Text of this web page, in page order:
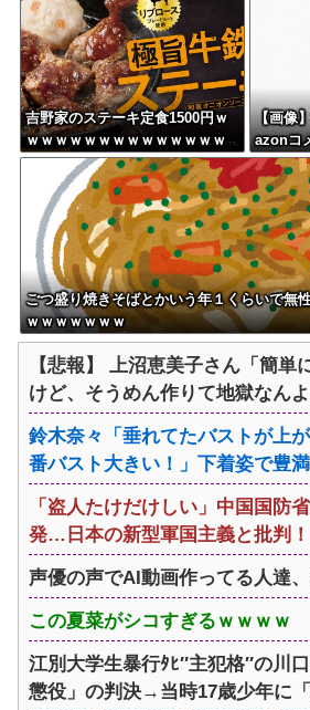
吉野家のステーキ定食1500円ｗ
ｗｗｗｗｗｗｗｗｗｗｗｗｗｗ
ｗｗｗｗ
【画像
azonコ
ごつ盛り焼きそばとかいう年１くらいで無
ｗｗｗｗｗｗｗ
【悲報】 上沼恵美子さん「簡単
けど、そうめん作りて地獄なんよ
鈴木奈々「垂れてたバストが上
番バスト大きい！」下着姿で豊
「盗人たけだけしい」中国国防
発…日本の新型軍国主義と批判！
声優の声でAI動画作ってる人達
この夏菜がシコすぎるｗｗｗｗ
江別大学生暴行ﾀﾋ″主犯格″の川
懲役」の判決→当時17歳少年に